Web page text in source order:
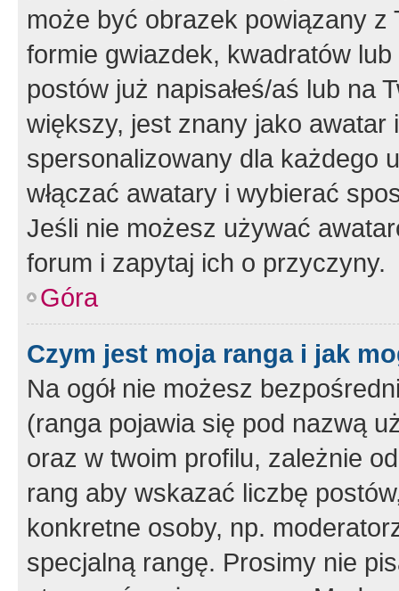
może być obrazek powiązany z
formie gwiazdek, kwadratów
postów już napisałeś/aś lub na
większy, jest znany jako
spersonalizowany dla każdego
włączać awatary i wybierać
Jeśli nie możesz używać
forum i zapytaj ich o przyczyny.
Góra
Czym jest moja ranga i jak
Na ogół nie możesz
(ranga pojawia się pod nazwą
oraz w twoim profilu, zależnie
rang aby wskazać liczbę
konkretne osoby, np.
specjalną rangę. Prosimy nie